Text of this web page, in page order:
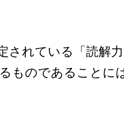
されている「読解
ものであることに